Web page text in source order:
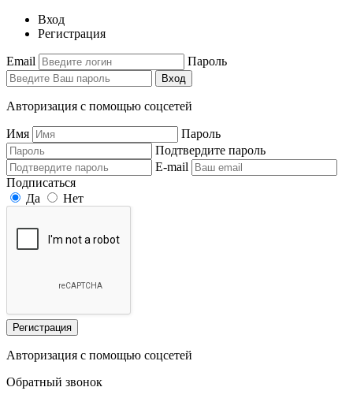
Вход
Регистрация
Email Пароль
Вход
Авторизация с помощью соцсетей
Имя
Пароль
Подтвердите пароль
E-mail
Подписаться
Да
Нет
Регистрация
Авторизация с помощью соцсетей
Обратный звонок